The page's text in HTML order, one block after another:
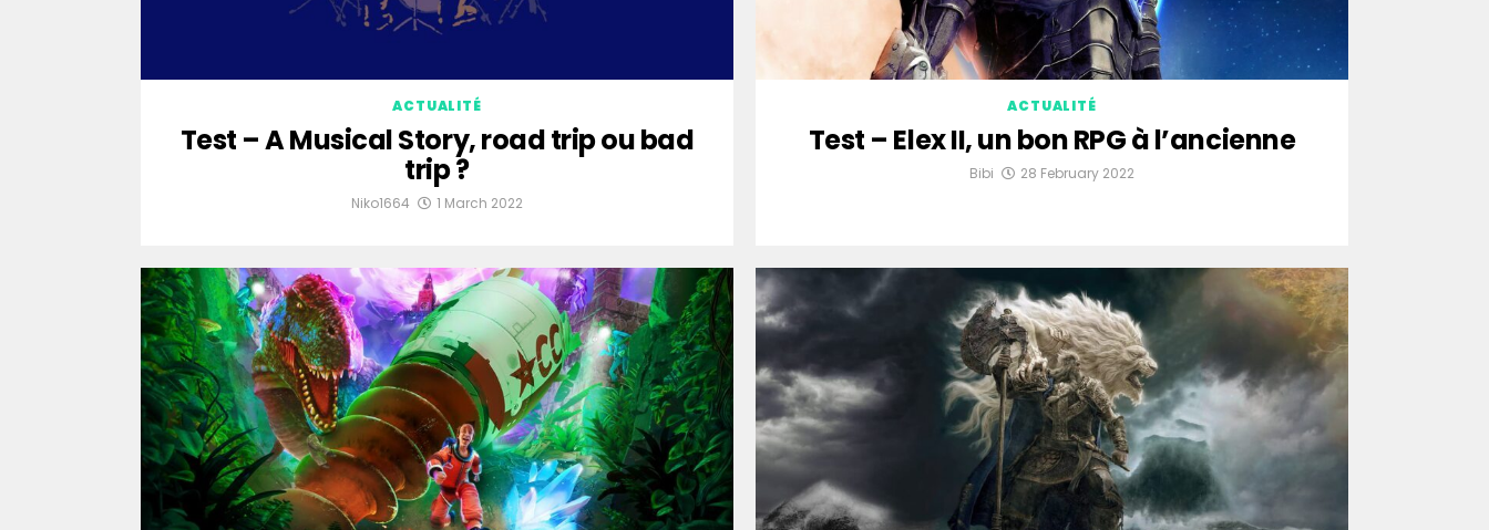
ACTUALITÉ
Test – A Musical Story, road trip ou bad
trip ?
Niko1664 1 March 2022
ACTUALITÉ
Test – Elex II, un bon RPG à l’ancienne
Bibi 28 February 2022